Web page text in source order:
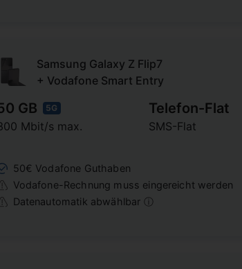
Samsung Galaxy Z Flip7
+ Vodafone Smart Entry
GB 5G
Mbit/s max.
Telefon-Flat
SMS-Flat
50€ Vodafone Guthaben
Vodafone-Rechnung muss eingereicht werden
Datenautomatik abwählbar ⓘ